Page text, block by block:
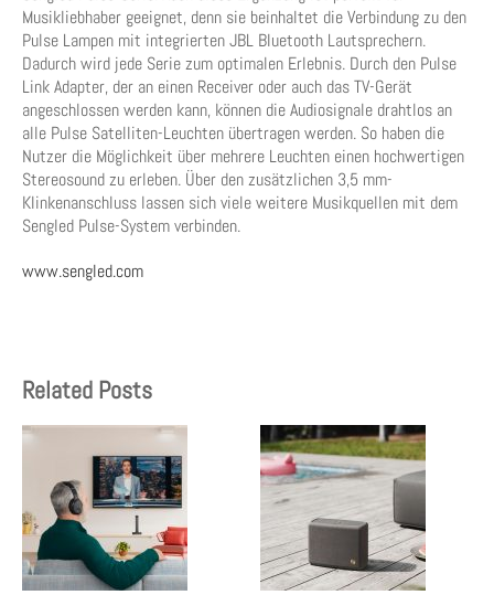
Musikliebhaber geeignet, denn sie beinhaltet die Verbindung zu den
Pulse Lampen mit integrierten JBL Bluetooth Lautsprechern.
Dadurch wird jede Serie zum optimalen Erlebnis. Durch den Pulse
Link Adapter, der an einen Receiver oder auch das TV-Gerät
angeschlossen werden kann, können die Audiosignale drahtlos an
alle Pulse Satelliten-Leuchten übertragen werden. So haben die
Nutzer die Möglichkeit über mehrere Leuchten einen hochwertigen
Stereosound zu erleben. Über den zusätzlichen 3,5 mm-
Klinkenanschluss lassen sich viele weitere Musikquellen mit dem
Sengled Pulse-System verbinden.
www.sengled.com
Related Posts